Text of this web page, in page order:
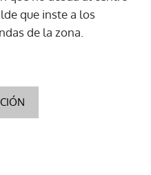
que inste a los
de la zona.